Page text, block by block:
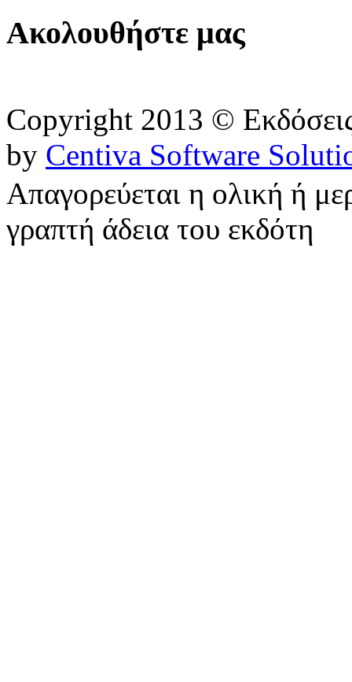
Ακολουθήστε μας
Copyright 2013 ©
by Centiva Software
Απαγορεύεται η ολική ή
γραπτή άδεια του εκδότη